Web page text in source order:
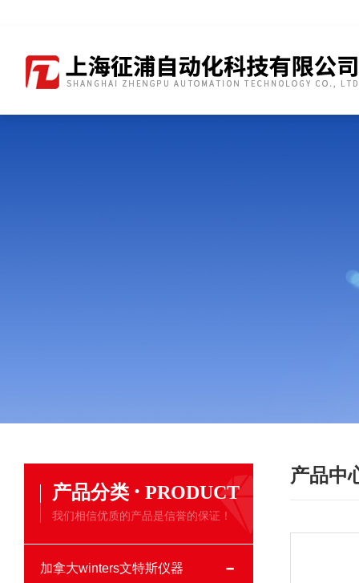
产品中
产品分类 · PRODUCT
我们相信优质的产品是信誉的保证！
加拿大winters文特斯仪器